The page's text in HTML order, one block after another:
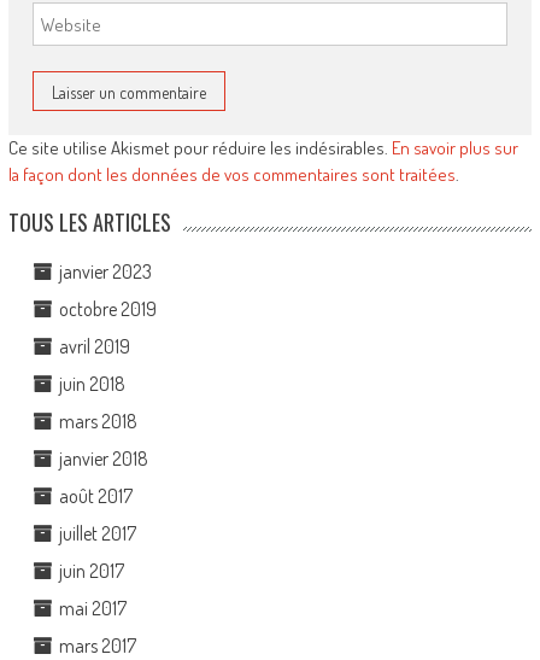
Ce site utilise Akismet pour réduire les indésirables. En savoir plus sur
la façon dont les données de vos commentaires sont traitées.
TOUS LES ARTICLES
janvier 2023
octobre 2019
avril 2019
juin 2018
mars 2018
janvier 2018
août 2017
juillet 2017
juin 2017
mai 2017
mars 2017